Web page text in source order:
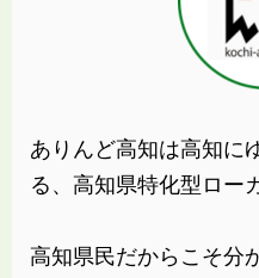
ありんど高知は高知に
る、高知県特化型ロー
高知県民だからこそ分